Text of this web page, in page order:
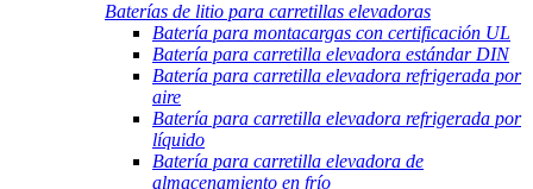
Baterías de litio para carretillas elevadoras
Batería para montacargas con certificación UL
Batería para carretilla elevadora estándar DIN
Batería para carretilla elevadora refrigerada por
aire
Batería para carretilla elevadora refrigerada por
líquido
Batería para carretilla elevadora de
almacenamiento en frío